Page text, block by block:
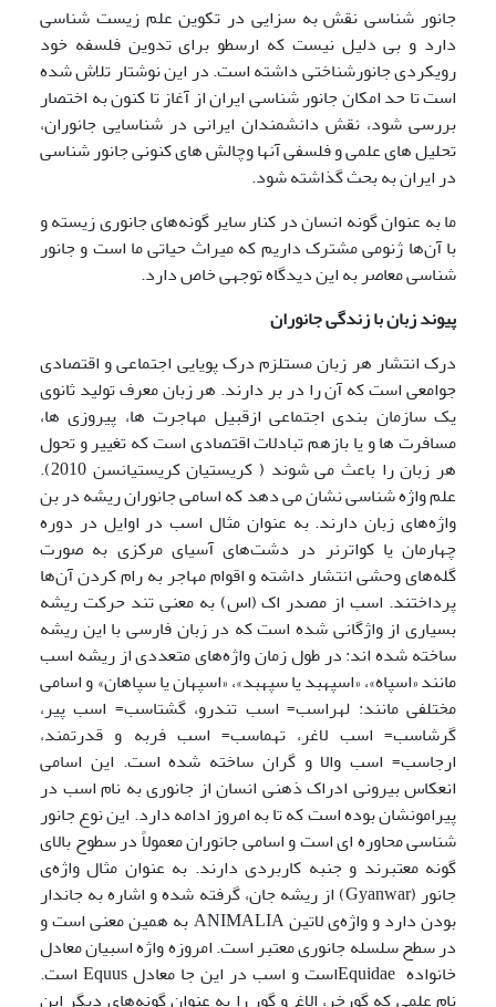
جانور شناسی نقش به سزایی در تکوین علم زیست شناسی
دارد و بی دلیل نیست که ارسطو برای تدوین فلسفه خود
رویکردی جانورشناختی داشته است. در این نوشتار تلاش شده
است تا حد امکان جانور شناسی ایران از آغاز تا کنون به اختصار
بررسی شود، نقش دانشمندان ایرانی در شناسایی جانوران،
تحلیل های علمی و فلسفی آنها وچالش های کنونی جانور شناسی
در ایران به بحث گذاشته شود.
ما به عنوان گونه انسان در کنار سایر گونه‌های جانوری زیسته و
با آن‌ها ژنومی مشترک داریم که میراث حیاتی ما است و جانور
شناسی معاصر به این دیدگاه توجهی خاص دارد.
پیوند زبان با زندگی جانوران
درک انتشار هر زبان مستلزم درک پویایی اجتماعی و اقتصادی
جوامعی است که آن را در بر دارند. هر زبان معرف تولید ثانوی
یک سازمان بندی اجتماعی ازقبیل مهاجرت ها، پیروزی ها،
مسافرت ها و یا بازهم تبادلات اقتصادی است که تغییر و تحول
هر زبان را باعث می شوند ( کریستیان کریستیانسن 2010).
علم واژه شناسی نشان می دهد که اسامی جانوران ریشه در بن
واژه‌های زبان دارند. به عنوان مثال اسب در اوایل در دوره
چهارمان یا کواترنر در دشت‌های آسیای مرکزی به صورت
گله‌های وحشی انتشار داشته و اقوام مهاجر به رام کردن آن‌ها
پرداختند. اسب از مصدر اک (اس) به معنی تند حرکت ریشه
بسیاری از واژگانی شده است که در زبان فارسی با این ریشه
ساخته شده اند: در طول زمان واژه‌های متعددی از ریشه اسب
مانند «اسپاه»، «اسپهبد یا سپهبد»، «اسپهان یا سپاهان» و اسامی
مختلفی مانند: لهراسب= اسب تندرو، گشتاسب= اسب پیر،
گرشاسب= اسب لاغر، تهماسب= اسب فربه و قدرتمند،
ارجاسب= اسب والا و گران ساخته شده است. این اسامی
انعکاس بیرونی ادراک ذهنی انسان از جانوری به نام اسب در
پیرامونشان بوده است که تا به امروز ادامه دارد. این نوع جانور
شناسی محاوره ای است و اسامی جانوران معمولاً در سطوح بالای
گونه معتبرند و جنبه کاربردی دارند. به عنوان مثال واژه‌ی
جانور (Gyanwar) از ریشه جان، گرفته شده و اشاره به جاندار
بودن دارد و واژه‌ی لاتین ANIMALIA به همین معنی است و
در سطح سلسله جانوری معتبر است. امروزه واژه اسبیان معادل
خانواده Equidaeاست و اسب در این جا معادل Equus است.